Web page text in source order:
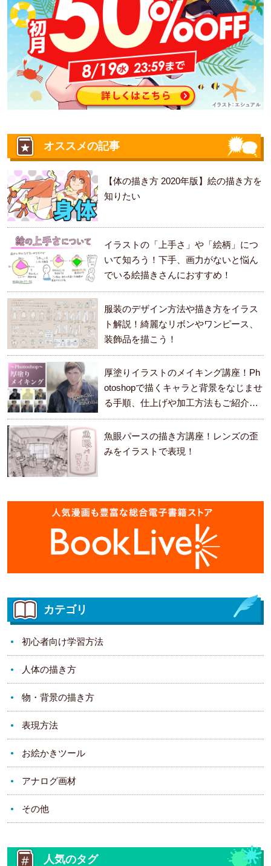
オススメの記事
【体の描き方 2020年版】絵の描き方を
知りたい
イラストの「上手さ」や「絵柄」につ
いて知ろう！下手、画力がないと悩ん
でいる絵描きさんにおすすめ！
服装のデザイン方法や描き方をイラス
ト解説！綺麗なリボンやワンピース、
装飾品を描こう！
厚塗りイラストのメイキング講座！Ph
otoshopで描くキャラと背景をなじませ
る手順、仕上げや加工方法もご紹介し
ます。
魚眼パースの描き方講座！レンズの歪
みをイラストで表現！
カテゴリ
初心者向け学習方法
人体の描き方
物・背景の描き方
表現方法
お絵かきツール
アナログ画材
その他
人気のタグ